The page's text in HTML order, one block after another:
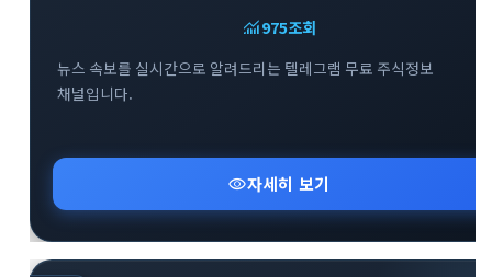
monitoring975조회
뉴스 속보를 실시간으로 알려드리는 텔레그램 무료 주식정보
채널입니다.
visibility자세히 보기